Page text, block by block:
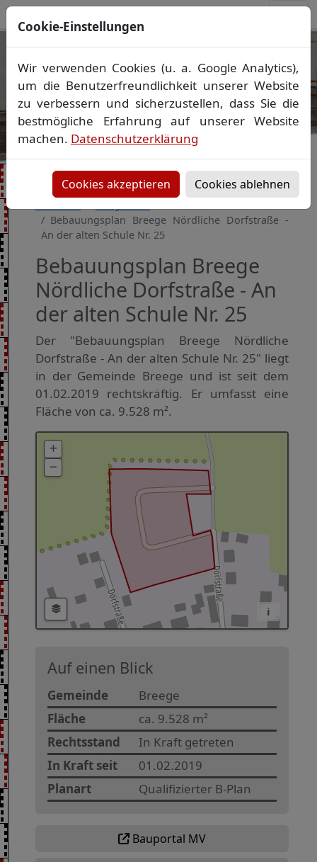
Ihr Vermessungsbüro in
Mecklenburg-Vorpommern
Wir vermessen Ihr Grundstück
Lageplan Absteckung▪Bauvermessung ▪
Gebäudeeinmessung
Grenzfeststellung▪Amtliche Auskünfte und
Vorheriges Bild
Bebauungsplan Breege Nördliche Dorfstraße -
An der alten Schule Nr. 25
Bebauungsplan Breege
Nördliche Dorfstraße - An
der alten Schule Nr. 25
Der "Bebauungsplan Breege Nördliche
Dorfstraße - An der alten Schule Nr. 25" liegt
in der Gemeinde Breege und ist seit dem
01.02.2019 rechtskräftig. Er umfasst eine
Fläche von ca. 9.528 m².
i
Auf einen Blick
Gemeinde
Breege
Fläche
ca. 9.528 m²
Rechtsstand
In Kraft getreten
In Kraft seit
01.02.2019
Planart
Qualifizierter B-Plan
Bauportal MV
Cookie-Einstellungen
Wir verwenden Cookies (u. a. Google Analytics),
um die Benutzerfreundlichkeit unserer Website
zu verbessern und sicherzustellen, dass Sie die
bestmögliche Erfahrung auf unserer Website
machen. Datenschutzerklärung
Cookies akzeptieren Cookies ablehnen